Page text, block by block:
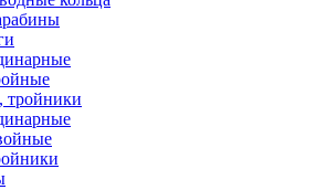
тройники